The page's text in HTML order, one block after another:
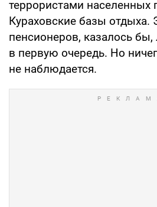
террористами населенных
Кураховские базы отдыха.
пенсионеров, казалось бы,
в первую очередь. Но
не наблюдается.